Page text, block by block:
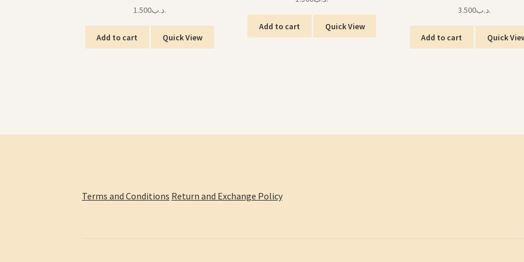
.د.ب1.500
Add to cart Quick View
Add to cart Quick View
.د.ب3.500
Add to cart Quick
Terms and Conditions Return and Exchange Policy